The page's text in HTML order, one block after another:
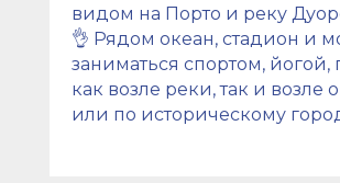
видом на Порто и реку
👌 Рядом океан, стадион и
заниматься спортом, йогой,
как возле реки, так и возле
или по историческому